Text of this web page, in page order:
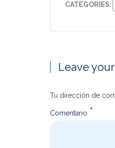
CATEGORIES:
Leave
Tu dirección de
Comentario *